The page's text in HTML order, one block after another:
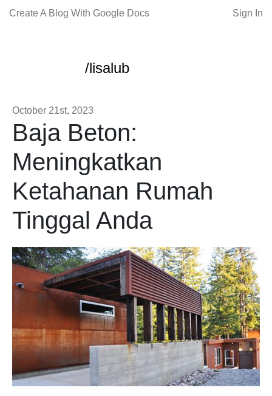
Create A Blog With Google Docs Sign In
/lisalub
October 21st, 2023
Baja Beton:
Meningkatkan
Ketahanan Rumah
Tinggal Anda